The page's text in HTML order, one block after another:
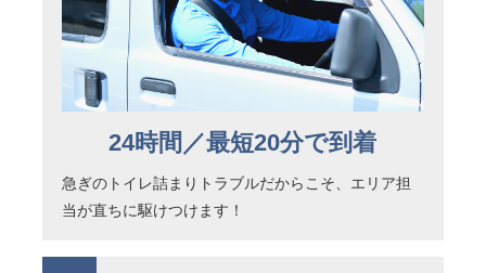
24時間／最短20分で到着
急ぎのトイレ詰まりトラブルだからこそ、エリア担
当が直ちに駆けつけます！